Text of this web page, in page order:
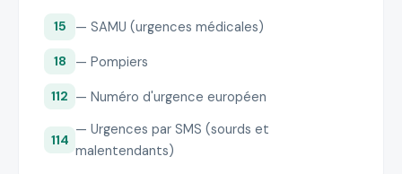
15 — SAMU (urgences médicales)
18 — Pompiers
112 — Numéro d'urgence européen
114
— Urgences par SMS (sourds et
malentendants)